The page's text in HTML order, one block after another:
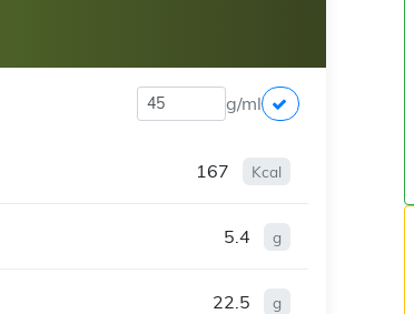
g/ml
167 Kcal
5.4 g
22.5 g